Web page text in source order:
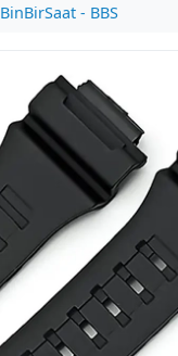
BinBirSaat - BBS